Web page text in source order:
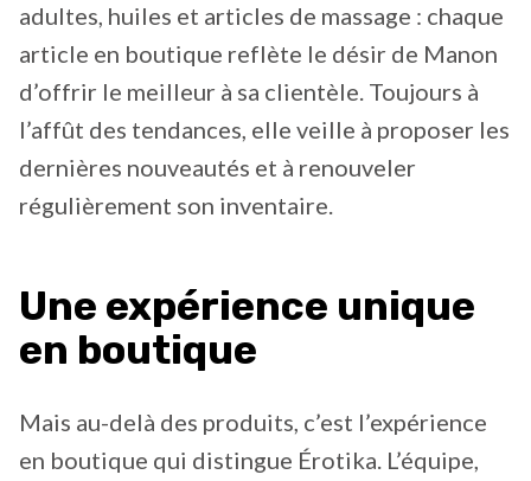
adultes, huiles et articles de massage : chaque
article en boutique reflète le désir de Manon
d’offrir le meilleur à sa clientèle. Toujours à
l’affût des tendances, elle veille à proposer les
dernières nouveautés et à renouveler
régulièrement son inventaire.
Une expérience unique
en boutique
Mais au-delà des produits, c’est l’expérience
en boutique qui distingue Érotika. L’équipe,